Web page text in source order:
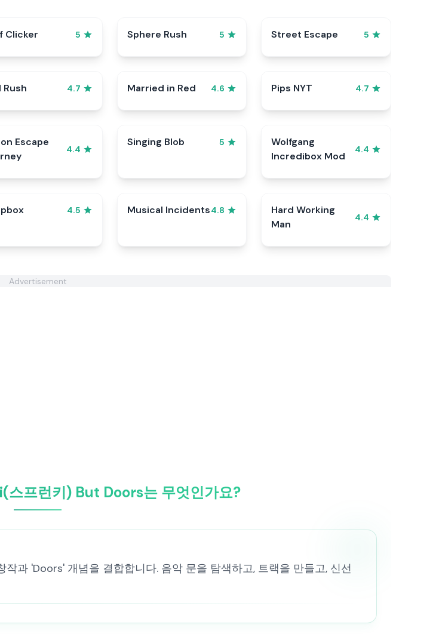
Clicker 5 Sphere Rush 5 Street Escape 5
Rush 4.7 Married in Red 4.6 Pips NYT 4.7
Escape
4.4
Singing Blob 5
Wolfgang
Incredibox Mod
4.4
4.5 Musical Incidents4.8
Hard Working
Man
4.4
Advertisement
프런키) But Doors는 무엇인가요?
과 'Doors' 개념을 결합합니다. 음악 문을 탐색하고, 트랙을 만들고, 신선